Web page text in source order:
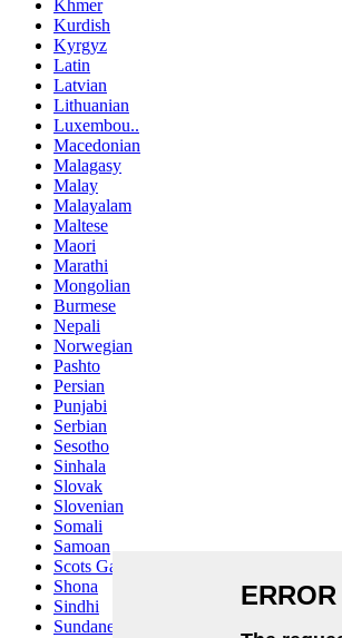
Khmer
Kurdish
Kyrgyz
Latin
Latvian
Lithuanian
Luxembou..
Macedonian
Malagasy
Malay
Malayalam
Maltese
Maori
Marathi
Mongolian
Burmese
Nepali
Norwegian
Pashto
Persian
Punjabi
Serbian
Sesotho
Sinhala
Slovak
Slovenian
Somali
Samoan
Scots Gaelic
Shona
Sindhi
Sundanese